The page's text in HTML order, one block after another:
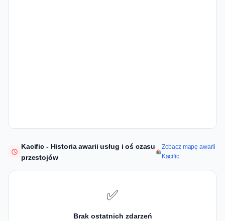
Kacific - Historia awarii usług i oś czasu
przestojów
Zobacz mapę awarii
Kacific
✅
Brak ostatnich zdarzeń